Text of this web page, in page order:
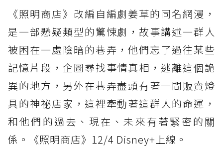
《照明商店》改編自編劇姜草的同名網漫，
是一部懸疑類型的驚悚劇，故事講述一群人
被困在一處陰暗的巷弄，他們忘了過往某些
記憶片段，企圖尋找事情真相，逃離這個詭
異的地方，另外在巷弄盡頭有著一間販賣燈
具的神祕店家，這裡牽動著這群人的命運，
和他們的過去、現在、未來有著緊密的關
係。《照明商店》12/4 Disney+上線。